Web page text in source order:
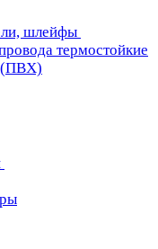
шлейфы
термостойкие
(ПВХ)